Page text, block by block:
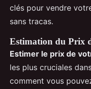
clés pour vendre
sans tracas.
Estimation du Prix
Estimer le prix de
les plus cruciales
comment vous